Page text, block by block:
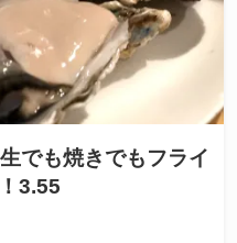
でも焼きでもフライ
3.55